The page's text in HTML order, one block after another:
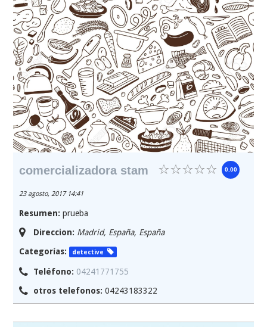
comercializadora stam 0.00
23 agosto, 2017 14:41
Resumen: prueba
Direccion: Madrid, España, España
Categorías:
detective
Teléfono: 04241771755
otros telefonos: 04243183322